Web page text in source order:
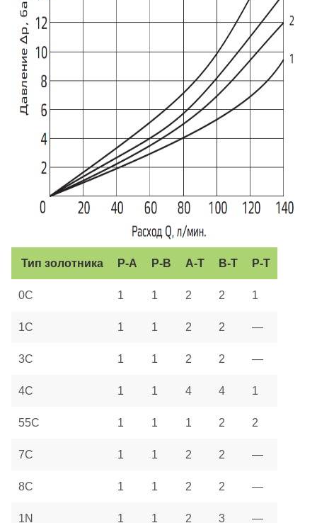
Тип золотника P-A P-B A-T B-T P-T
0C 1 1 2 2 1
1C 1 1 2 2 —
3C 1 1 2 2 —
4C 1 1 4 4 1
55C 1 1 1 2 2
7C 1 1 2 2 —
8C 1 1 2 2 —
1N 1 1 2 3 —